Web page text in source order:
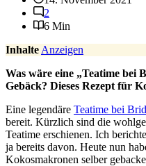
2
6 Min
Inhalte Anzeigen
Was wäre eine „Teatime bei
Gebäck? Dieses Rezept für
Eine legendäre Teatime bei
bereit. Kürzlich sind die
Teatime erschienen. Ich
ja bereits davon. Heute nun
Kokosmakronen selber